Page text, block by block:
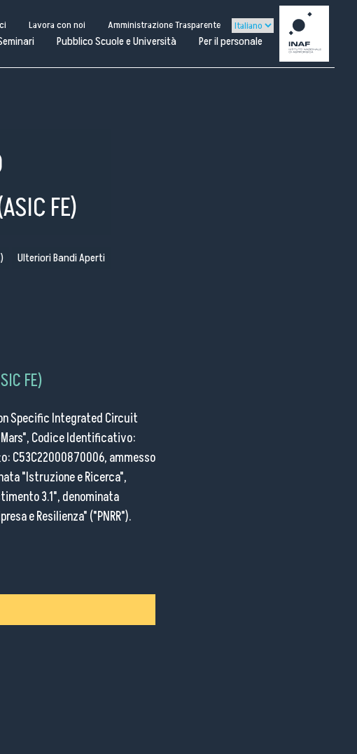
Lavora con noi Amministrazione Trasparente
Pubblico Scuole e Università Per il personale
FE)
Ulteriori Bandi Aperti
FE)
Specific Integrated Circuit
Mars", Codice Identificativo:
C53C22000870006, ammesso
"Istruzione e Ricerca",
3.1", denominata
e Resilienza" ("PNRR").